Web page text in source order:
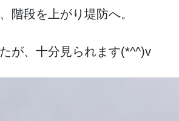
階段を上がり堤防へ。
が、十分見られます(*^^)v